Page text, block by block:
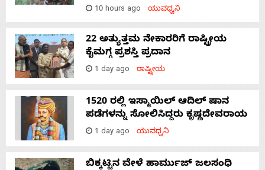
10 hours ago ಯುವಧ್ವನಿ
22 ಅತ್ಯುತ್ತಮ ನೇಕಾರರಿಗೆ ರಾಷ್ಟ್ರೀಯ
ಕೈಮಗ್ಗ ಪ್ರಶಸ್ತಿ ಪ್ರದಾನ
1 day ago ರಾಷ್ಟ್ರೀಯ
1520 ರಲ್ಲಿ ಇಸ್ಮಾಯಿಲ್ ಆದಿಲ್ ಷಾನ
ಪಡೆಗಳನ್ನು ಸೋಲಿಸಿದ್ದರು ಕೃಷ್ಣದೇವರಾಯ
1 day ago ಯುವಧ್ವನಿ
ಬಿಕ್ಕಟ್ಟಿನ ವೇಳೆ ಹಾರ್ಮುಜ್ ಜಲಸಂಧಿ